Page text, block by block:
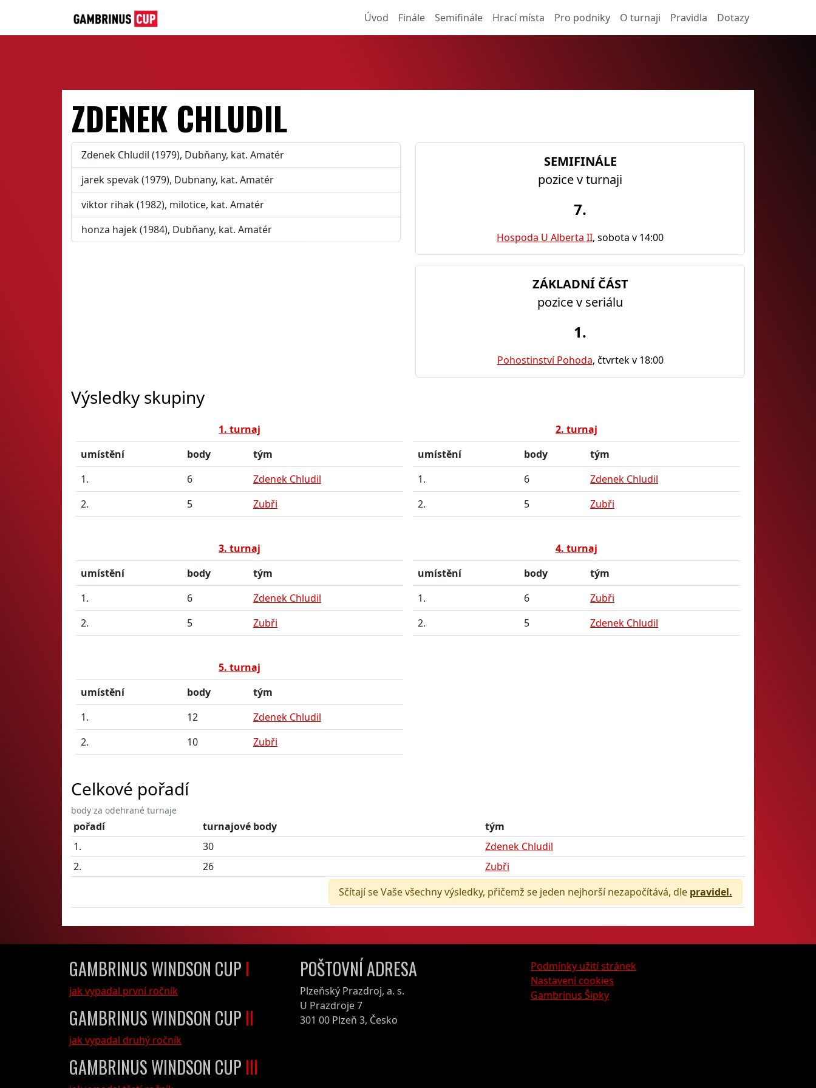
Úvod Finále Semifinále Hrací místa Pro podniky O turnaji Pravidla Dotazy
ZDENEK CHLUDIL
Zdenek Chludil (1979), Dubňany, kat. Amatér
jarek spevak (1979), Dubnany, kat. Amatér
viktor rihak (1982), milotice, kat. Amatér
honza hajek (1984), Dubňany, kat. Amatér
SEMIFINÁLE
pozice v turnaji
7.
Hospoda U Alberta II, sobota v 14:00
ZÁKLADNÍ ČÁST
pozice v seriálu
1.
Pohostinství Pohoda, čtvrtek v 18:00
Výsledky skupiny
1. turnaj
umístění
body
tým
1.
6
Zdenek Chludil
2.
5 Zubři
2. turnaj
umístění
body
tým
1.
6
Zdenek Chludil
2.
5 Zubři
3. turnaj
umístění
body
tým
1.
6
Zdenek Chludil
2.
5 Zubři
4. turnaj
umístění
body
tým
1.
6
Zubři
2.
5 Zdenek Chludil
5. turnaj
umístění
body
tým
1.
12
Zdenek Chludil
2.
10 Zubři
Celkové pořadí
body za odehrané turnaje
pořadí turnajové body
tým
1.
30
Zdenek Chludil
2.
26
Zubři
Sčítají se Vaše všechny výsledky, přičemž se jeden nejhorší nezapočítává, dle pravidel.
GAMBRINUS WINDSON CUP I
jak vypadal první ročník
GAMBRINUS WINDSON CUP II
jak vypadal druhý ročník
GAMBRINUS WINDSON CUP III
POŠTOVNÍ ADRESA
Plzeňský Prazdroj, a. s.
U Prazdroje 7
301 00 Plzeň 3, Česko
Podmínky užití stránek
Nastavení cookies
Gambrinus Šipky